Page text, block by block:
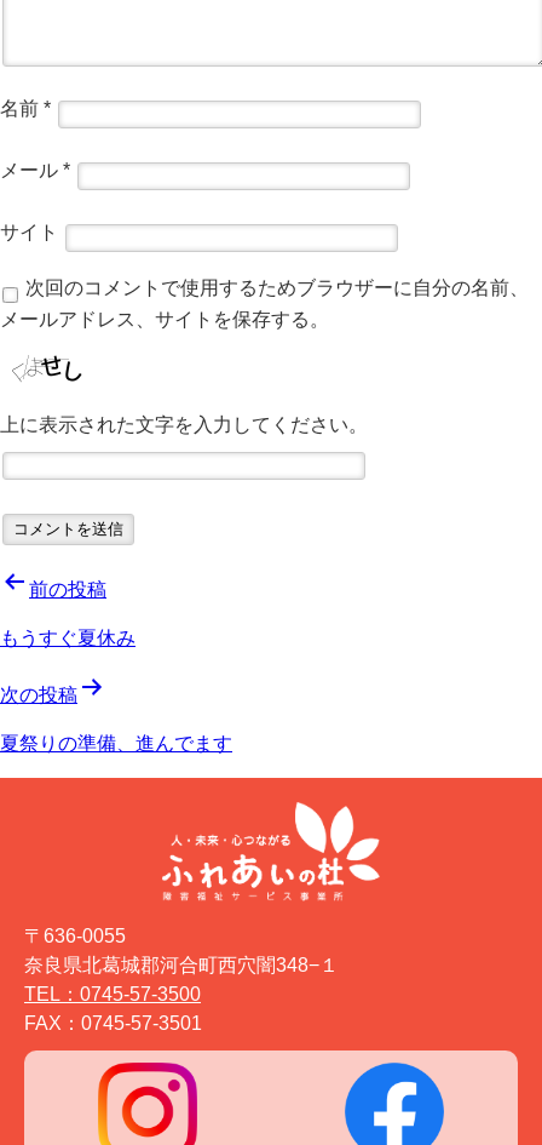
名前 *
メール *
サイト
次回のコメントで使用するためブラウザーに自分の名前、
メールアドレス、サイトを保存する。
上に表示された文字を入力してください。
投
稿
ン
前の投稿
もうすぐ夏休み
次の投稿
夏祭りの準備、進んでます
〒636-0055
奈良県北葛城郡河合町西穴闇348−１
TEL：0745-57-3500
FAX：0745-57-3501